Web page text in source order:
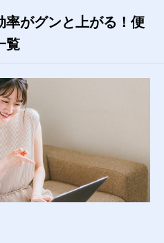
率がグンと上がる！便
覧